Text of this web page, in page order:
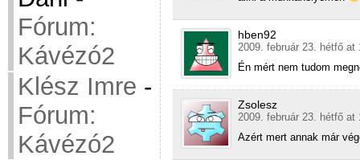
Fórum:
Kávézó2
Klész Imre -
Fórum:
Kávézó2
hben92
2009. február 23. hétfő at
Én mért nem tudom
Zsolesz
2009. február 23. hétfő at
Azért mert annak már